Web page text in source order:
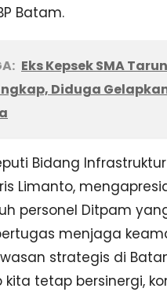
Batam.
Eks Kepsek SMA
Diduga
Bidang Infrastruktur
Limanto,
personel Ditpam
menjaga
strategis di
kita tetap bersinergi,